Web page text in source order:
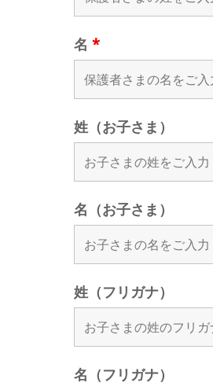
名 *
姓（お子さま）
名（お子さま）
姓（フリガナ）
名（フリガナ）